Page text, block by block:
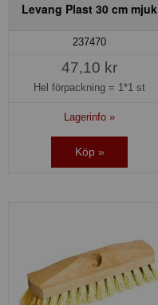
Levang Plast 30 cm mjuk
237470
47,10 kr
Hel förpackning = 1*1 st
Lagerinfo »
Köp »